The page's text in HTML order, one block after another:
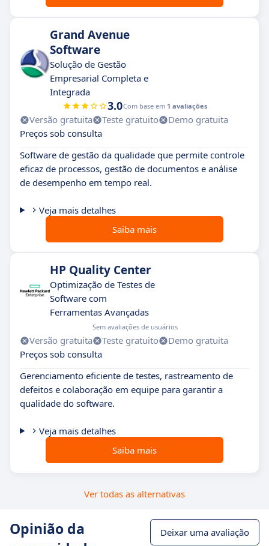
Grand Avenue
Software
Solução de Gestão
Empresarial Completa e
Integrada
3.0Com base em 1 avaliações
Versão gratuita Teste gratuito
Demo gratuita
Preços sob consulta
Software de gestão da qualidade que permite controle
eficaz de processos, gestão de documentos e análise
de desempenho em tempo real.
Veja mais detalhes
Saiba mais
HP Quality Center
Optimização de Testes de
Software com
Ferramentas Avançadas
Sem avaliações de usuários
Versão gratuita Teste gratuito
Demo gratuita
Preços sob consulta
Gerenciamento eficiente de testes, rastreamento de
defeitos e colaboração em equipe para garantir a
qualidade do software.
Veja mais detalhes
Saiba mais
Ver todas as alternativas
Opinião da
Deixar uma avaliação